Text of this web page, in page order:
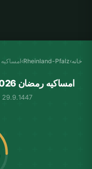
خانه›
Rheinland-Pfalz
›امساکیه Kaisersesch
امساکیه رمضان Kaisersesch 2026 - افطار و سحر
29.9.1447 هجری • 8 اوت 2026 شنبه